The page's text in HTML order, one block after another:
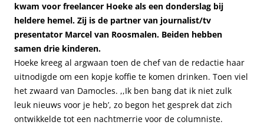
kwam voor freelancer Hoeke als een donderslag bij
heldere hemel. Zij is de partner van journalist/tv
presentator Marcel van Roosmalen. Beiden hebben
samen drie kinderen.
Hoeke kreeg al argwaan toen de chef van de redactie haar
uitnodigde om een kopje koffie te komen drinken. Toen viel
het zwaard van Damocles. ,,Ik ben bang dat ik niet zulk
leuk nieuws voor je heb’, zo begon het gesprek dat zich
ontwikkelde tot een nachtmerrie voor de columniste.